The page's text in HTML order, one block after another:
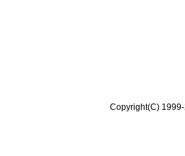
Copyright(C)